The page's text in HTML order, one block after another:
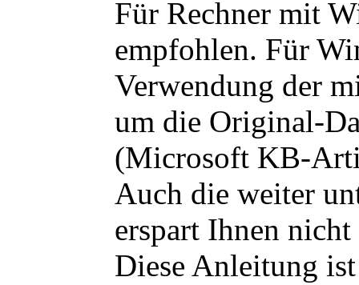
Für Rechner mit
empfohlen. Für
Verwendung der
um die Original-
(Microsoft KB-
Auch die weiter
erspart Ihnen
Diese Anleitung